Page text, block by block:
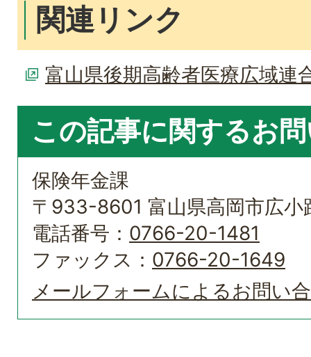
関連リンク
富山県後期高齢者医療広域連
この記事に関するお
保険年金課
〒933-8601 富山県高岡市広
電話番号： 0766-20-1481
ファックス： 0766-20-1649
メールフォームによるお問い